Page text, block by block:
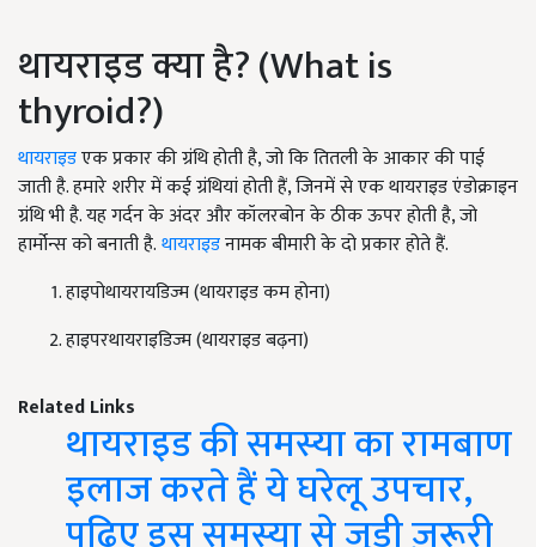
थायराइड क्या है? (What is
thyroid?)
थायराइडएक प्रकार की ग्रंथि होती है, जो कि तितली के आकार की पाई
जाती है. हमारे शरीर में कई ग्रंथियां होती हैं, जिनमें से एक थायराइड एंडोक्राइन
ग्रंथि भी है. यह गर्दन के अंदर और कॉलरबोन के ठीक ऊपर होती है, जो
हार्मोन्स को बनाती है.थायराइडनामक बीमारी के दो प्रकार होते हैं.
हाइपोथायरायडिज्म (थायराइड कम होना)
हाइपरथायराइडिज्म (थायराइड बढ़ना)
Related Links
थायराइड की समस्या का रामबाण
इलाज करते हैं ये घरेलू उपचार,